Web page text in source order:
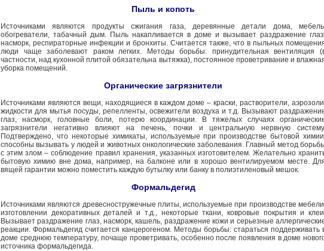
Пыль и копоть
Источниками являются продукты сжигания газа, деревянные детали дома,
обогреватели, табачный дым. Пыль накапливается в доме и вызывает раздражение
насморк, респираторные инфекции и бронхиты. Считается также, что в пыльных
люди чаще заболевают раком легких. Методы борьбы: принудительная вентиляция
частности, над кухонной плитой обязательна вытяжка), постоянное проветривание и
уборка помещений.
Органические загрязнители
Источниками являются вещи, находящиеся в каждом доме – краски, растворители,
жидкости для мытья посуды, репелленты, освежители воздуха и т.д. Вызывают
глаз, насморк, головные боли, потерю координации. В тяжелых случаях
загрязнители негативно влияют на печень, почки и центральную нервную
Подтверждено, что некоторые химикаты, используемые при производстве бытовой
способны вызывать у людей и животных онкологические заболевания. Главный метод
с этим злом – соблюдение правил хранения, указанных изготовителем. Желательно
бытовую химию вне дома, например, на балконе или в хорошо вентилируемом месте.
вящей гарантии можно поместить каждую бутылку или банку в полиэтиленовый мешок.
Формальдегид
Источниками являются древесностружечные плиты, используемые при производстве
изготовлении декоративных деталей и т.д., некоторые ткани, ковровые покрытия и
Вызывает раздражение глаз, насморк, кашель, раздражение кожи и серьезные
реакции. Формальдегид считается канцерогеном. Методы борьбы: стараться поддерживать
доме среднюю температуру, почаще проветривать, особенно после появления в доме
источника формальдегида.